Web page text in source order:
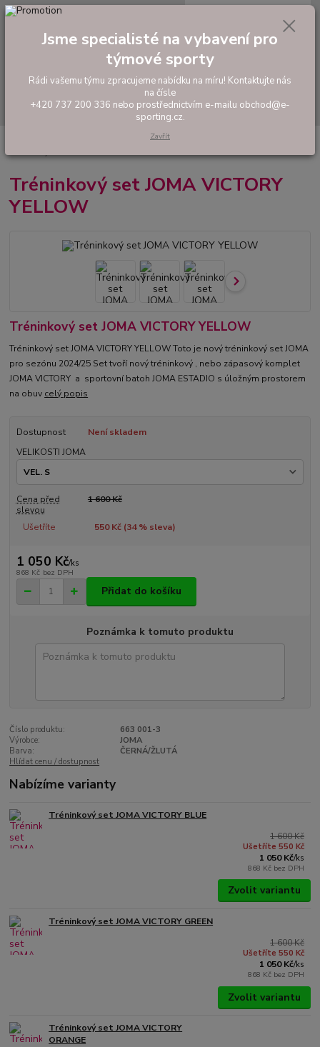
Hledat
tel: +420 737 200 336
0,00 Kč
Tréninkové oblečení
Tréninkový set JOMA VICTORY YELLOW
Tréninkový set JOMA VICTORY
YELLOW
Tréninkový set JOMA VICTORY YELLOW
Tréninkový set JOMA VICTORY YELLOW Toto je nový tréninkový set JOMA
pro sezónu 2024/25 Set tvoří nový tréninkový , nebo zápasový komplet
JOMA VICTORY a sportovní batoh JOMA ESTADIO s úložným prostorem
na obuv celý popis
Dostupnost
Není skladem
VELIKOSTI JOMA
Cena před
slevou
1 600 Kč
Ušetříte 550 Kč (34% sleva)
1 050 Kč/ks
868 Kč bez DPH
Přidat do košíku
Poznámka k tomuto produktu
Číslo produktu:
663 001-3
Výrobce:
JOMA
Barva:
ČERNÁ/ŽLUTÁ
Hlídat cenu / dostupnost
Nabízíme varianty
Tréninkový set JOMA VICTORY BLUE
1 600 Kč
Ušetříte 550 Kč
1 050 Kč/ks
868 Kč bez DPH
Zvolit variantu
Tréninkový set JOMA VICTORY GREEN
1 600 Kč
Ušetříte 550 Kč
1 050 Kč/ks
868 Kč bez DPH
Zvolit variantu
Tréninkový set JOMA VICTORY
ORANGE
Jsme specialisté na vybavení pro
týmové sporty
Rádi vašemu týmu zpracujeme nabídku na míru! Kontaktujte nás
na čísle
+420 737 200 336 nebo prostřednictvím e-mailu obchod@e-
sporting.cz.
Zavřít